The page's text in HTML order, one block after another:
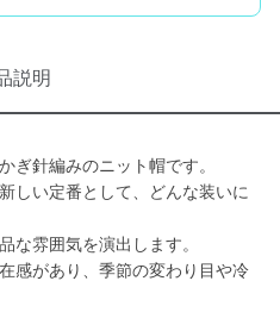
説明
ぎ針編みのニット帽です。
しい定番として、どんな装いに
な雰囲気を演出します。
感があり、季節の変わり目や冷